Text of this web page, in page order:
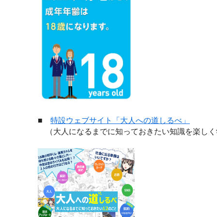
■ 特設ウェブサイト「大人への道しるべ」
（大人になるまでに知っておきたい知識を楽